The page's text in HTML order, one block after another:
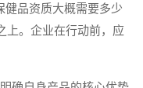
品资质大概需要多少
上。企业在行动前，应